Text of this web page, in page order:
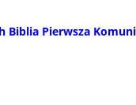
Biblia Pierwsza